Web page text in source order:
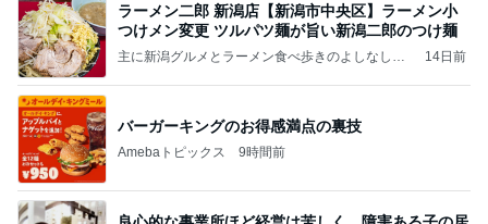
ラーメン二郎 新潟店【新潟市中央区】ラーメン小
つけメン変更 ツルパツ麺が旨い新潟二郎のつけ麺
主に新潟グルメとラーメン食べ歩きのよしなしご
14日前
バーガーキングのお得感満点の裏技
Amebaトピックス 9時間前